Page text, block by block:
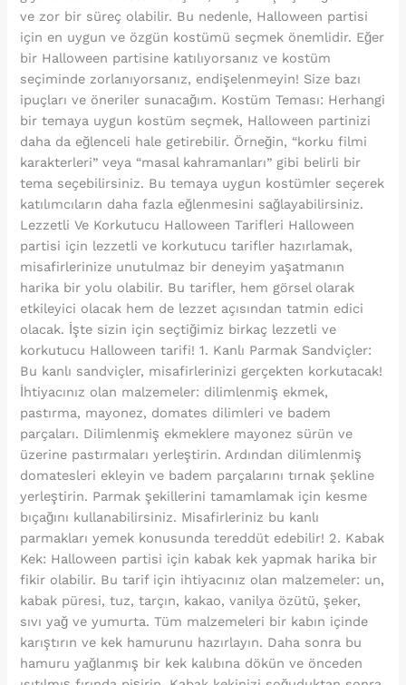
ve zor bir süreç olabilir. Bu nedenle, Halloween partisi
için en uygun ve özgün kostümü seçmek önemlidir. Eğer
bir Halloween partisine katılıyorsanız ve kostüm
seçiminde zorlanıyorsanız, endişelenmeyin! Size bazı
ipuçları ve öneriler sunacağım. Kostüm Teması: Herhangi
bir temaya uygun kostüm seçmek, Halloween partinizi
daha da eğlenceli hale getirebilir. Örneğin, “korku filmi
karakterleri” veya “masal kahramanları” gibi belirli bir
tema seçebilirsiniz. Bu temaya uygun kostümler seçerek
katılımcıların daha fazla eğlenmesini sağlayabilirsiniz.
Lezzetli Ve Korkutucu Halloween Tarifleri Halloween
partisi için lezzetli ve korkutucu tarifler hazırlamak,
misafirlerinize unutulmaz bir deneyim yaşatmanın
harika bir yolu olabilir. Bu tarifler, hem görsel olarak
etkileyici olacak hem de lezzet açısından tatmin edici
olacak. İşte sizin için seçtiğimiz birkaç lezzetli ve
korkutucu Halloween tarifi! 1. Kanlı Parmak Sandviçler:
Bu kanlı sandviçler, misafirlerinizi gerçekten korkutacak!
İhtiyacınız olan malzemeler: dilimlenmiş ekmek,
pastırma, mayonez, domates dilimleri ve badem
parçaları. Dilimlenmiş ekmeklere mayonez sürün ve
üzerine pastırmaları yerleştirin. Ardından dilimlenmiş
domatesleri ekleyin ve badem parçalarını tırnak şekline
yerleştirin. Parmak şekillerini tamamlamak için kesme
bıçağını kullanabilirsiniz. Misafirleriniz bu kanlı
parmakları yemek konusunda tereddüt edebilir! 2. Kabak
Kek: Halloween partisi için kabak kek yapmak harika bir
fikir olabilir. Bu tarif için ihtiyacınız olan malzemeler: un,
kabak püresi, tuz, tarçın, kakao, vanilya özütü, şeker,
sıvı yağ ve yumurta. Tüm malzemeleri bir kabın içinde
karıştırın ve kek hamurunu hazırlayın. Daha sonra bu
hamuru yağlanmış bir kek kalıbına dökün ve önceden